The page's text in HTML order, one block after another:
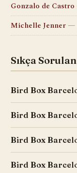
Gonzalo de Castro
Michelle Jenner
Sıkça
Bird Box
Bird Box
Bird Box
Bird Box